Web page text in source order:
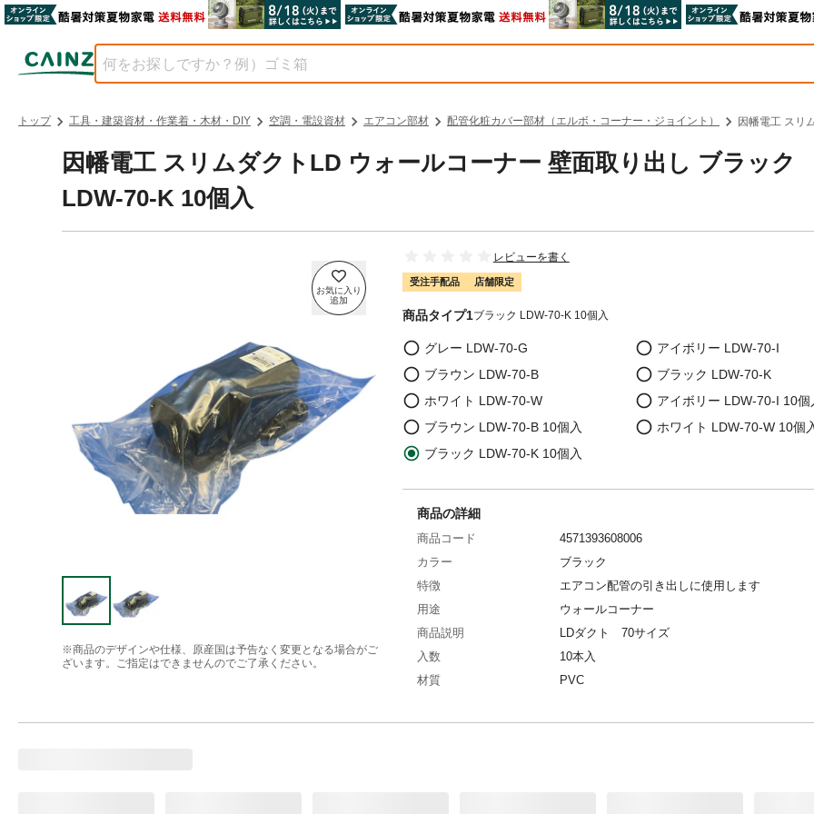
トップ 工具・建築資材・作業着・木材・DIY 空調・電設資材 エアコン部材 配管化粧カバー部材（エルボ・コーナー・ジョイント） 因幡電工 スリ
因幡電工 スリムダクトLD ウォールコーナー 壁面取り出し ブラック
LDW-70-K 10個入
※商品のデザインや仕様、原産国は予告なく変更となる場合がご
ざいます。ご指定はできませんのでご了承ください。
レビューを書く
受注手配品 店舗限定
商品タイプ1ブラック LDW-70-K 10個入
グレー LDW-70-G
アイボリー LDW-70-I
ブラウン LDW-70-B
ブラック LDW-70-K
ホワイト LDW-70-W
アイボリー LDW-70-I 10個
ブラウン LDW-70-B 10個入
ホワイト LDW-70-W 10個
ブラック LDW-70-K 10個入
商品の詳細
商品コード
4571393608006
カラー
ブラック
特徴
エアコン配管の引き出しに使用します
用途
ウォールコーナー
商品説明
LDダクト 70サイズ
入数
10本入
材質
PVC
生産国
ベトナム